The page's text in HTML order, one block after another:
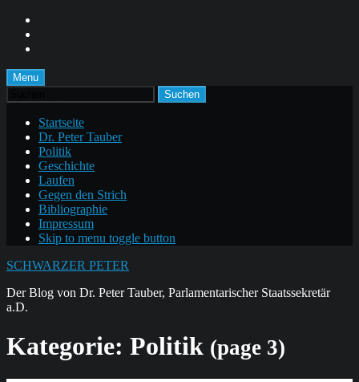
content
footer
Menu
Suchen
nach:
Startseite
Dr. Peter Tauber
Politik
Geschichte
Laufen
Gegen den Strich
Bibliographie
Impressum
Skip to menu toggle button
SCHWARZER PETER
Der Blog von Dr. Peter Tauber, Parlamentarischer Staatssekretär
a.D.
Kategorie: Politik (page 3)